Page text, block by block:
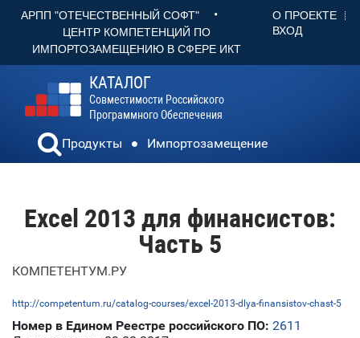
АРПП "ОТЕЧЕСТВЕННЫЙ СОФТ" •
ЦЕНТР КОМПЕТЕНЦИЙ ПО
ИМПОРТОЗАМЕЩЕНИЮ В СФЕРЕ ИКТ
О ПРОЕКТЕ
ВХОД
КАТАЛОГ
Совместимости Российского
Программного Обеспечения
Продукты Импортозамещение
Excel 2013 для финансистов:
Часть 5
КОМПЕТЕНТУМ.РУ
http://competentum.ru/catalog-courses/excel-2013-dlya-finansistov-chast-5
Номер в Едином Реестре российского ПО: 2611